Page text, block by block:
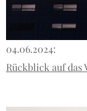
04.06.2024:
Rückblick auf